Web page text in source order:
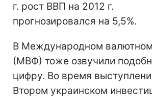
г. рост ВВП на 2012 г.
прогнозировался на 5,5%.
В Международном
(МВФ) тоже озвучили
цифру. Во время
Втором украинском